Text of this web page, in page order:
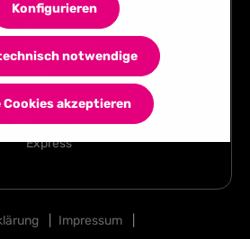
Impressum
notwendige
Konfigurieren
Cookies akzeptieren